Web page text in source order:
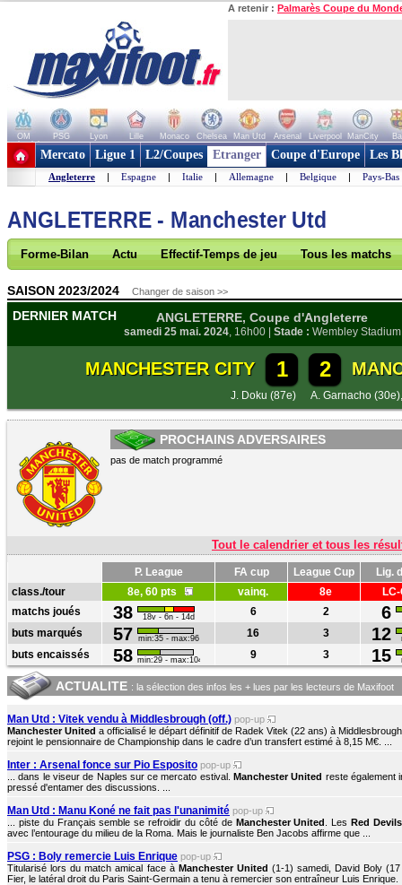
A retenir : Palmarès Coupe du
OM PSG Lyon Lille Monaco Chelsea Man Utd Arsenal Liverpool ManCity
+ de clubs
Mercato Ligue 1 L2/Coupes Etranger Coupe d'Europe Les
Angleterre | Espagne | Italie | Allemagne | Belgique | Pays-Bas
ANGLETERRE - Manchester Utd
Forme-Bilan Actu Effectif-Temps de jeu Tous les matchs
SAISON 2023/2024 Changer de saison >>
DERNIER MATCH ANGLETERRE, Coupe d'Angleterre
samedi 25 mai. 2024, 16h00 | Stade : Wembley Stadium
MANCHESTER CITY 1 2
J. Doku (87e) A. Garnacho (30e)
PROCHAINS ADVERSAIRES
pas de match programmé
Tout le calendrier et tous les
P. League FA cup League Cup
Lig.
class./tour
8e, 60 pts vainq. 8e
matchs joués
38 18v - 6n - 14d 6 2 6
buts marqués 57 min:35 - max:96 16 3 12
buts encaissés 58 min:29 - max:104 9 3 15
ACTUALITE : la sélection des infos les + lues par les lecteurs de Maxifoot
Man Utd : Vitek vendu à Middlesbrough (off.) pop-up
Manchester United a officialisé le départ définitif de Radek Vitek (22 ans) à
rejoint le pensionnaire de Championship dans le cadre d’un transfert estimé à 8,15 M€. ...
Inter : Arsenal fonce sur Pio Esposito pop-up
... dans le viseur de Naples sur ce mercato estival. Manchester United reste également
pressé d'entamer des discussions. ...
Man Utd : Manu Koné ne fait pas l'unanimité pop-up
... piste du Français semble se refroidir du côté de Manchester United . LesRed Devils
avec l’entourage du milieu de la Roma. Mais le journaliste Ben Jacobs affirme que ...
PSG : Boly remercie Luis Enrique pop-up
Titularisé lors du match amical face à Manchester United (1-1) samedi, David Boly
Fier, le latéral droit du Paris Saint-Germain a tenu à remercier son entraîneur Luis Enrique.